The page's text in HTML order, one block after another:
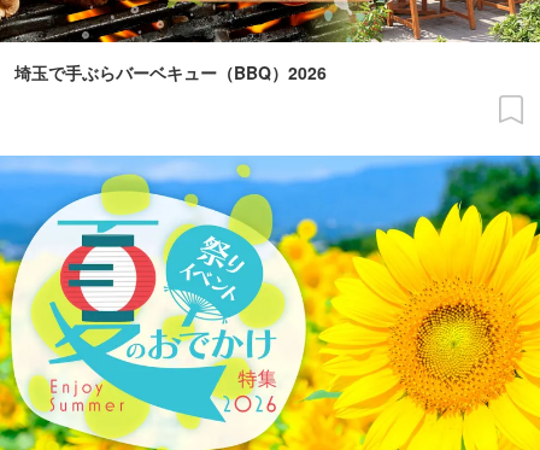
埼玉で手ぶらバーベキュー（BBQ）2026